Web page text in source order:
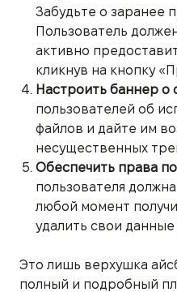
Забудьте о заранее
Пользователь
активно
кликнув на кнопку
Настроить баннер о
пользователей об
файлов и дайте им
несущественных
Обеспечить права
пользователя
любой момент
удалить свои
Это лишь верхушка
полный и подробный